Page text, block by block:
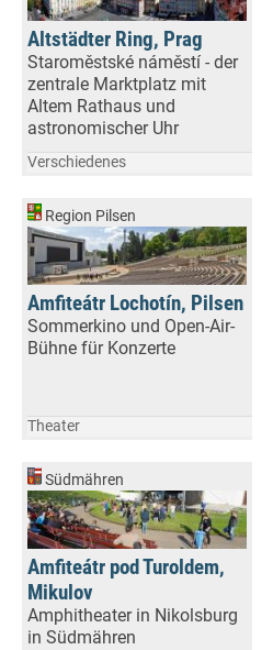
Altstädter Ring, Prag
Staroměstské náměstí - der
zentrale Marktplatz mit
Altem Rathaus und
astronomischer Uhr
Verschiedenes
Region Pilsen
Amfiteátr Lochotín, Pilsen
Sommerkino und Open-Air-
Bühne für Konzerte
Theater
Südmähren
Amfiteátr pod Turoldem,
Mikulov
Amphitheater in Nikolsburg
in Südmähren